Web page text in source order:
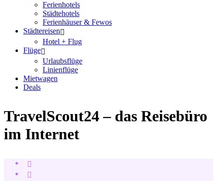
Ferienhotels
Städtehotels
Ferienhäuser & Fewos
Städtereisen
Hotel + Flug
Flüge
Urlaubsflüge
Linienflüge
Mietwagen
Deals
TravelScout24 – das Reisebüro
im Internet